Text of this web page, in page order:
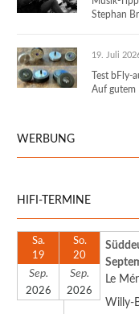
Stephan
19. Juli
Test
Auf gutem
WERBUNG
HIFI-TERMINE
Sa.
19
Sep.
2026
So.
20
Sep.
2026
Le
Willy-